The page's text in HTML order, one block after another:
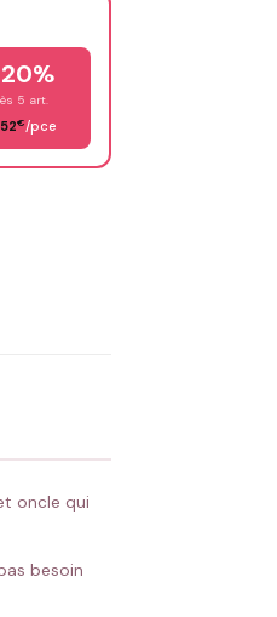
5 art.
€/pce
oncle qui
besoin